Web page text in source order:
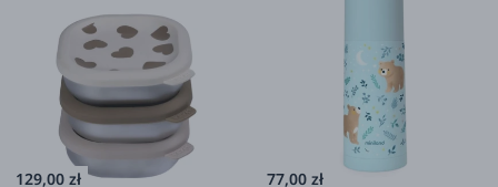
129,00 zł 77,00 zł